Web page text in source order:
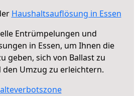
Haushaltsauflösung in Essen
Entrümpelungen und
in Essen, um Ihnen die
geben, sich von Ballast zu
Umzug zu erleichtern.